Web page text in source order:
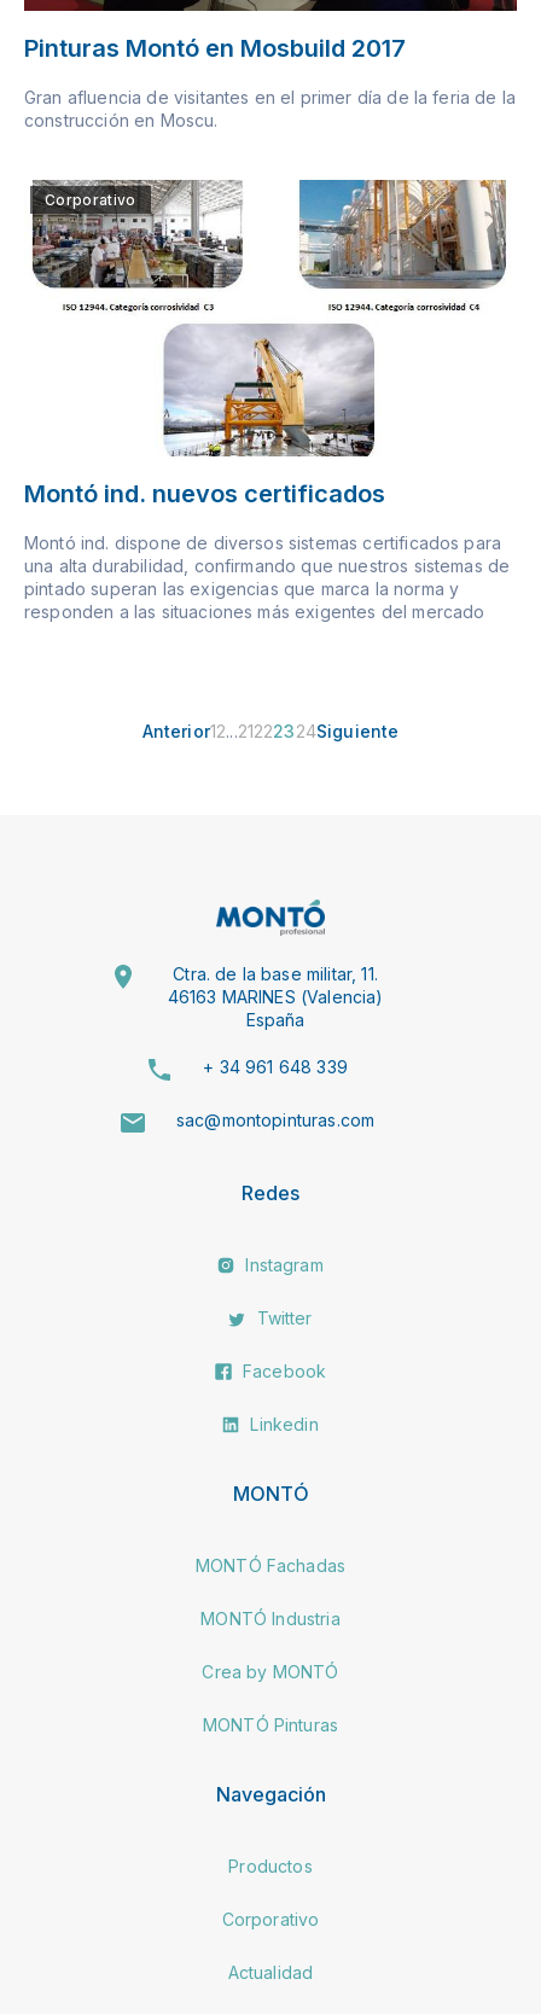
Pinturas Montó en Mosbuild 2017
Gran afluencia de visitantes en el primer día de la feria de la
construcción en Moscu.
Corporativo
Montó ind. nuevos certificados
Montó ind. dispone de diversos sistemas certificados para
una alta durabilidad, confirmando que nuestros sistemas de
pintado superan las exigencias que marca la norma y
responden a las situaciones más exigentes del mercado
Anterior12...21222324Siguiente
Ctra. de la base militar, 11.
46163 MARINES (Valencia)
España
+ 34 961 648 339
sac@montopinturas.com
Redes
Instagram
Twitter
Facebook
Linkedin
MONTÓ
MONTÓ Fachadas
MONTÓ Industria
Crea by MONTÓ
MONTÓ Pinturas
Navegación
Productos
Corporativo
Actualidad